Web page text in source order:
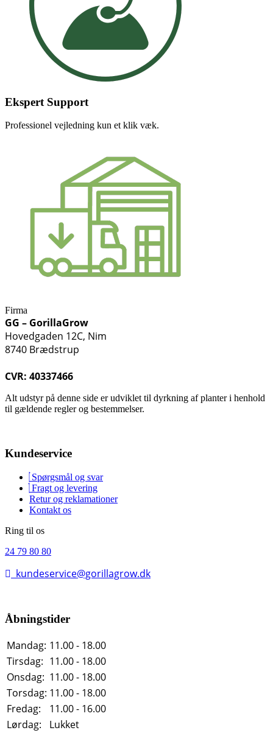
Ekspert Support
Professionel vejledning kun et klik væk.
Firma
GG – GorillaGrow
Hovedgaden 12C, Nim
8740 Brædstrup
CVR: 40337466
Alt udstyr på denne side er udviklet til dyrkning af planter i henhold
til gældende regler og bestemmelser.
Kundeservice
Spørgsmål og svar
Fragt og levering
Retur og reklamationer
Kontakt os
Ring til os
24 79 80 80
kundeservice@gorillagrow.dk
Åbningstider
Mandag: 11.00 - 18.00
Tirsdag: 11.00 - 18.00
Onsdag: 11.00 - 18.00
Torsdag: 11.00 - 18.00
Fredag:
11.00 - 16.00
Lørdag:
Lukket